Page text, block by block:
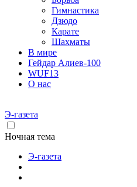
Гимнастика
Дзюдо
Карате
Шахматы
В мире
Гейдар Алиев-100
WUF13
О нас
Э-газета
Ночная тема
Э-газета